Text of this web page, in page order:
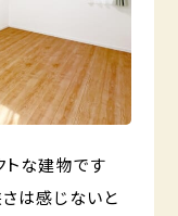
トな建物です
は感じないと